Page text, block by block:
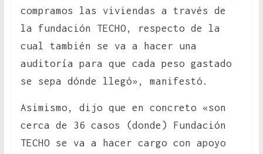
compramos las viviendas a través de
la fundación TECHO, respecto de la
cual también se va a hacer una
auditoría para que cada peso gastado
se sepa dónde llegó», manifestó.
Asimismo, dijo que en concreto «son
cerca de 36 casos (donde) Fundación
TECHO se va a hacer cargo con apoyo